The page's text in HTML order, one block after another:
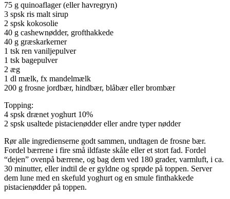
75 g quinoaflager (eller havregryn)
3 spsk ris malt sirup
2 spsk kokosolie
40 g cashewnødder, grofthakkede
40 g græskarkerner
1 tsk ren vaniljepulver
1 tsk bagepulver
2 æg
1 dl mælk, fx mandelmælk
200 g frosne jordbær, hindbær, blåbær eller brombær
Topping:
4 spsk drænet yoghurt 10%
2 spsk usaltede pistacienødder eller andre typer nødder
Rør alle ingredienserne godt sammen, undtagen de frosne bær.
Fordel bærrene i fire små ildfaste skåle eller et stort fad. Fordel
“dejen” ovenpå bærrene, og bag dem ved 180 grader, varmluft, i ca.
30 minutter, eller indtil de er gyldne og sprøde på toppen. Server
dem lune med en skefuld yoghurt og en smule finthakkede
pistacienødder på toppen.